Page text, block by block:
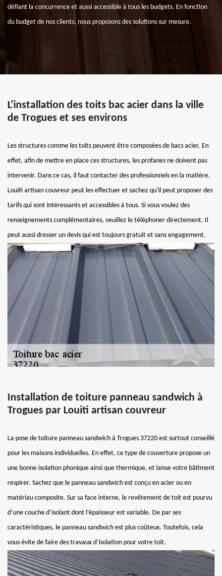
défiant la concurrence et aussi accessible à tous les budgets. En fonction
du budget de nos clients, nous proposons des solutions sur mesure.
L'installation des toits bac acier dans la ville
de Trogues et ses environs
Les structures comme les toits peuvent être composées de bacs acier. En
effet, afin de mettre en place ces structures, les profanes ne doivent pas
intervenir. Dans ce cas, il faut contacter des professionnels en la matière.
Louiti artisan couvreur peut les effectuer et sachez qu'il peut proposer des
tarifs qui sont intéressants et accessibles à tous. Si vous voulez des
renseignements complémentaires, veuillez le téléphoner directement. Il
peut aussi dresser un devis qui est toujours gratuit et sans engagement.
Installation de toiture panneau sandwich à
Trogues par Louiti artisan couvreur
La pose de toiture panneau sandwich à Trogues 37220 est surtout conseillé
pour les maisons individuelles. En effet, ce type de couverture propose un
une bonne isolation phonique ainsi que thermique, et laisse votre bâtiment
respirer. Sachez que le panneau sandwich est conçu en acier ou en
matériau composite. Sur sa face interne, le revêtement de toit est pourvu
d’une couche d’isolant dont l’épaisseur est variable. De par ses
caractéristiques, le panneau sandwich est plus coûteux. Toutefois, cela
vous évite de faire des travaux d’isolation pour votre toit.